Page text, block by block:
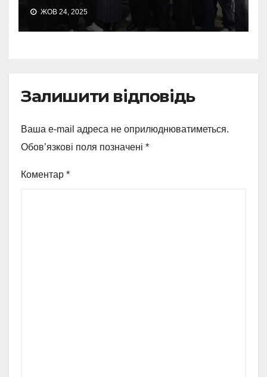
ЖОВ 24, 2025
Залишити відповідь
Ваша e-mail адреса не оприлюднюватиметься.
Обов’язкові поля позначені *
Коментар *